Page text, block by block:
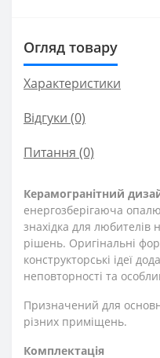
Огляд товару
Характеристики
Відгуки (0)
Питання (0)
Керамогранітний
енергозберігаюча
знахідка для любителів
рішень. Оригінальні
конструкторські ідеї
неповторності та
Призначений для
різних приміщень.
Комплектація